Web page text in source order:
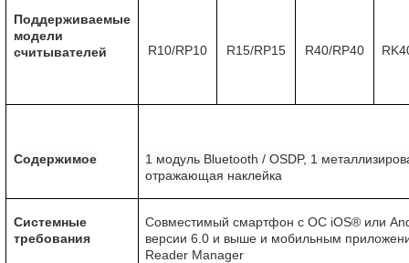
Поддерживаемые
модели
считывателей
R10/RP10 R15/RP15 R40/RP40
Содержимое
1 модуль Bluetooth / OSDP, 1
отражающая наклейка
Системные
требования
Совместимый смартфон с ОС iOS® или
версии 6.0 и выше и мобильным
Reader Manager